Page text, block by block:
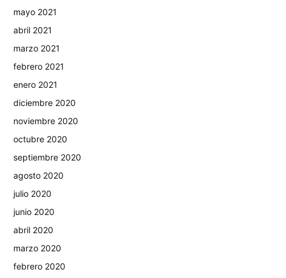
mayo 2021
abril 2021
marzo 2021
febrero 2021
enero 2021
diciembre 2020
noviembre 2020
octubre 2020
septiembre 2020
agosto 2020
julio 2020
junio 2020
abril 2020
marzo 2020
febrero 2020